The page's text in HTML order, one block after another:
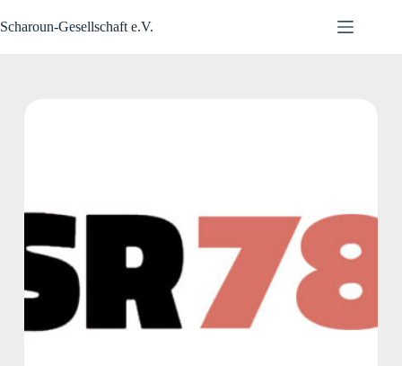
Inhalt
Scharoun-Gesellschaft e.V.